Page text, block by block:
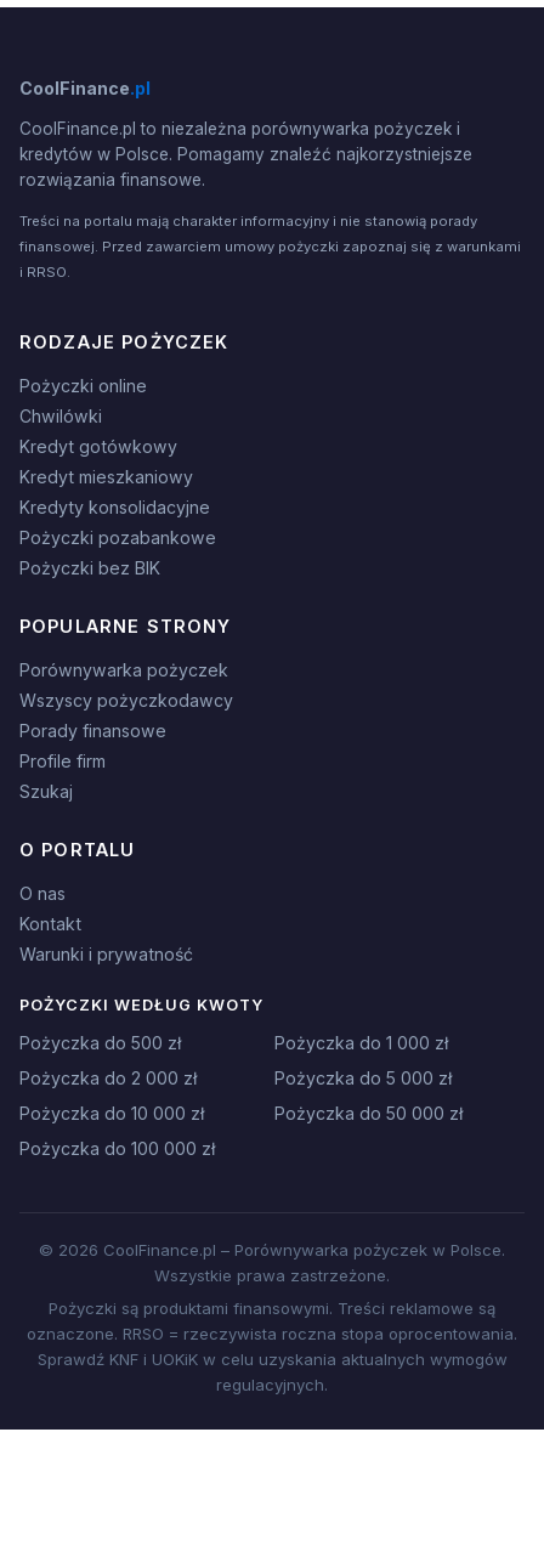
CoolFinance.pl
CoolFinance.pl to niezależna porównywarka pożyczek i
kredytów w Polsce. Pomagamy znaleźć najkorzystniejsze
rozwiązania finansowe.
Treści na portalu mają charakter informacyjny i nie stanowią porady
finansowej. Przed zawarciem umowy pożyczki zapoznaj się z warunkami
i RRSO.
RODZAJE POŻYCZEK
Pożyczki online
Chwilówki
Kredyt gotówkowy
Kredyt mieszkaniowy
Kredyty konsolidacyjne
Pożyczki pozabankowe
Pożyczki bez BIK
POPULARNE STRONY
Porównywarka pożyczek
Wszyscy pożyczkodawcy
Porady finansowe
Profile firm
Szukaj
O PORTALU
O nas
Kontakt
Warunki i prywatność
POŻYCZKI WEDŁUG KWOTY
Pożyczka do 500 zł
Pożyczka do 1 000 zł
Pożyczka do 2 000 zł
Pożyczka do 5 000 zł
Pożyczka do 10 000 zł
Pożyczka do 50 000 zł
Pożyczka do 100 000 zł
© 2026 CoolFinance.pl – Porównywarka pożyczek w Polsce.
Wszystkie prawa zastrzeżone.
Pożyczki są produktami finansowymi. Treści reklamowe są
oznaczone. RRSO = rzeczywista roczna stopa oprocentowania.
Sprawdź KNF i UOKiK w celu uzyskania aktualnych wymogów
regulacyjnych.